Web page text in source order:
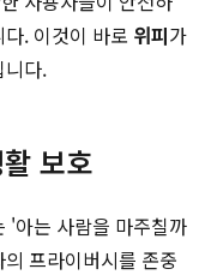
. 이것이 바로 위피가
니다.
보호
'아는 사람을 마주칠까
프라이버시를 존중